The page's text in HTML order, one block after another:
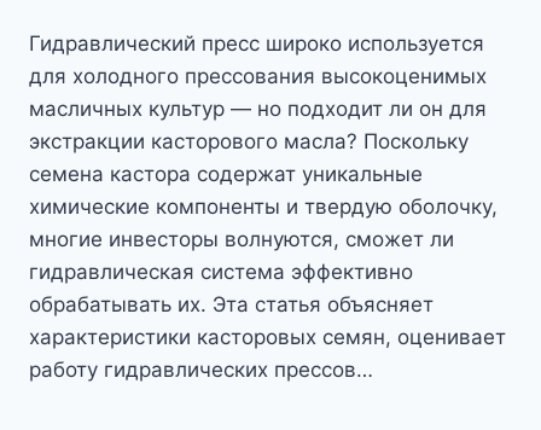
Гидравлический пресс широко используется
для холодного прессования высокоценимых
масличных культур — но подходит ли он для
экстракции касторового масла? Поскольку
семена кастора содержат уникальные
химические компоненты и твердую оболочку,
многие инвесторы волнуются, сможет ли
гидравлическая система эффективно
обрабатывать их. Эта статья объясняет
характеристики касторовых семян, оценивает
работу гидравлических прессов…